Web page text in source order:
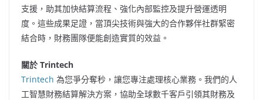
支援，助其加快結算流程、強化內部監控及提升營運透明
度。這些成果足證，當頂尖技術與強大的合作夥伴社群緊密
結合時，財務團隊便能創造實質的效益。
關於 Trintech
Trintech 為您爭分奪秒，讓您專注處理核心業務。我們的人
工智慧財務結算解決方案，協助全球數千客戶引領其財務及